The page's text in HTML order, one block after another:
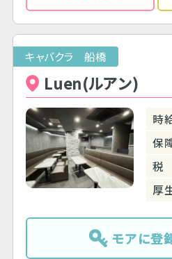
キャバクラ 船橋
Luen(ルアン)
時
保
税
厚
モアに登